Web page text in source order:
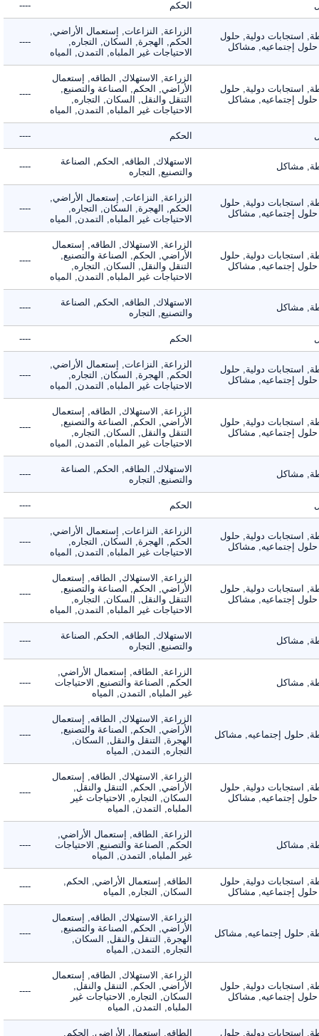
الحكم ----
استجابات دولية, حلول
إجتماعيه, مشاكل
الزراعة, النزاعات, إستعمال الأراضي,
الحكم, الهجرة, السكان, التجاره,
الاحتياجات غير الملباه, التمدن, المياه
----
استجابات دولية, حلول
إجتماعيه, مشاكل
الزراعة, الاستهلاك, الطاقه, إستعمال
الأراضي, الحكم, الصناعة والتصنيع,
التنقل والنقل, السكان, التجاره,
الاحتياجات غير الملباه, التمدن, المياه
----
الحكم ----
مشاكل
الاستهلاك, الطاقه, الحكم, الصناعة
والتصنيع, التجاره
----
استجابات دولية, حلول
إجتماعيه, مشاكل
الزراعة, النزاعات, إستعمال الأراضي,
الحكم, الهجرة, السكان, التجاره,
الاحتياجات غير الملباه, التمدن, المياه
----
استجابات دولية, حلول
إجتماعيه, مشاكل
الزراعة, الاستهلاك, الطاقه, إستعمال
الأراضي, الحكم, الصناعة والتصنيع,
التنقل والنقل, السكان, التجاره,
الاحتياجات غير الملباه, التمدن, المياه
----
مشاكل
الاستهلاك, الطاقه, الحكم, الصناعة
والتصنيع, التجاره
----
الحكم ----
استجابات دولية, حلول
إجتماعيه, مشاكل
الزراعة, النزاعات, إستعمال الأراضي,
الحكم, الهجرة, السكان, التجاره,
الاحتياجات غير الملباه, التمدن, المياه
----
استجابات دولية, حلول
إجتماعيه, مشاكل
الزراعة, الاستهلاك, الطاقه, إستعمال
الأراضي, الحكم, الصناعة والتصنيع,
التنقل والنقل, السكان, التجاره,
الاحتياجات غير الملباه, التمدن, المياه
----
مشاكل
الاستهلاك, الطاقه, الحكم, الصناعة
والتصنيع, التجاره
----
الحكم ----
استجابات دولية, حلول
إجتماعيه, مشاكل
الزراعة, النزاعات, إستعمال الأراضي,
الحكم, الهجرة, السكان, التجاره,
الاحتياجات غير الملباه, التمدن, المياه
----
استجابات دولية, حلول
إجتماعيه, مشاكل
الزراعة, الاستهلاك, الطاقه, إستعمال
الأراضي, الحكم, الصناعة والتصنيع,
التنقل والنقل, السكان, التجاره,
الاحتياجات غير الملباه, التمدن, المياه
----
مشاكل
الاستهلاك, الطاقه, الحكم, الصناعة
والتصنيع, التجاره
----
مشاكل
الزراعة, الطاقه, إستعمال الأراضي,
الحكم, الصناعة والتصنيع, الاحتياجات
غير الملباه, التمدن, المياه
----
حلول إجتماعيه, مشاكل
الزراعة, الاستهلاك, الطاقه, إستعمال
الأراضي, الحكم, الصناعة والتصنيع,
الهجرة, التنقل والنقل, السكان,
التجاره, التمدن, المياه
----
استجابات دولية, حلول
إجتماعيه, مشاكل
الزراعة, الاستهلاك, الطاقه, إستعمال
الأراضي, الحكم, التنقل والنقل,
السكان, التجاره, الاحتياجات غير
الملباه, التمدن, المياه
----
مشاكل
الزراعة, الطاقه, إستعمال الأراضي,
الحكم, الصناعة والتصنيع, الاحتياجات
غير الملباه, التمدن, المياه
----
استجابات دولية, حلول
إجتماعيه, مشاكل
الطاقه, إستعمال الأراضي, الحكم,
السكان, التجاره, المياه
----
حلول إجتماعيه, مشاكل
الزراعة, الاستهلاك, الطاقه, إستعمال
الأراضي, الحكم, الصناعة والتصنيع,
الهجرة, التنقل والنقل, السكان,
التجاره, التمدن, المياه
----
استجابات دولية, حلول
إجتماعيه, مشاكل
الزراعة, الاستهلاك, الطاقه, إستعمال
الأراضي, الحكم, التنقل والنقل,
السكان, التجاره, الاحتياجات غير
الملباه, التمدن, المياه
----
استجابات دولية, حلول الطاقه, إستعمال الأراضي, الحكم,